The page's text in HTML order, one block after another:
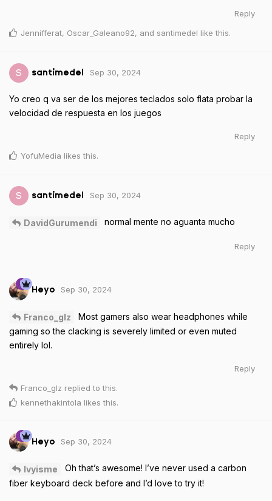
Reply
Jennifferat, Oscar_Galeano92, and santimedel like this.
S santimedel Sep 30, 2024
Yo creo q va ser de los mejores teclados solo flata probar la
velocidad de respuesta en los juegos
Reply
YofuMedia likes this.
S santimedel Sep 30, 2024
DavidGurumendi normal mente no aguanta mucho
Reply
Heyo Sep 30, 2024
Franco_glz
Most gamers also wear headphones while
gaming so the clacking is severely limited or even muted
entirely lol.
Reply
Franco_glz replied to this.
kennethakintola likes this.
Heyo Sep 30, 2024
Ivyisme
Oh that’s awesome! I’ve never used a carbon
fiber keyboard deck before and I’d love to try it!